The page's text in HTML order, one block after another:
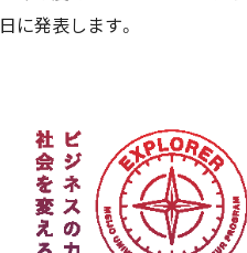
日に発表します。